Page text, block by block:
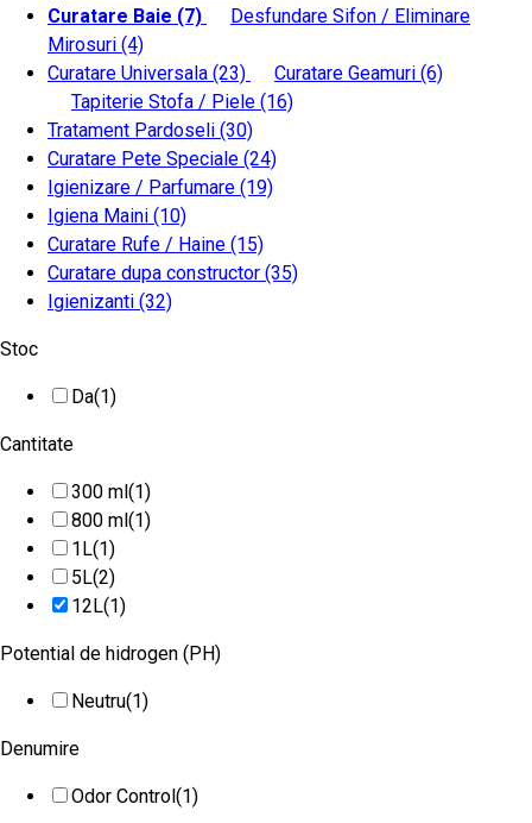
Curatare Baie (7)
Desfundare Sifon / Eliminare
Mirosuri (4)
Curatare Universala (23) Curatare Geamuri (6)
Tapiterie Stofa / Piele (16)
Tratament Pardoseli (30)
Curatare Pete Speciale (24)
Igienizare / Parfumare (19)
Igiena Maini (10)
Curatare Rufe / Haine (15)
Curatare dupa constructor (35)
Igienizanti (32)
Stoc
Da(1)
Cantitate
300 ml(1)
800 ml(1)
1L(1)
5L(2)
12L(1)
Potential de hidrogen (PH)
Neutru(1)
Denumire
Odor Control(1)